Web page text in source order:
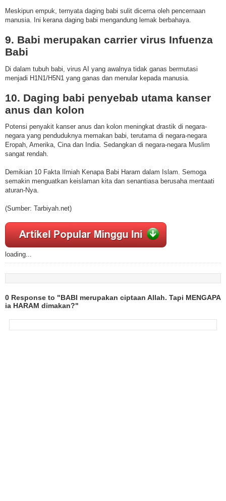
Meskipun empuk, ternyata daging babi sulit dicerna oleh pencernaan
manusia. Ini kerana daging babi mengandung lemak berbahaya.
9. Babi merupakan carrier virus Infuenza
Babi
Di dalam tubuh babi, virus AI yang awalnya tidak ganas bermutasi
menjadi H1N1/H5N1 yang ganas dan menular kepada manusia.
10. Daging babi penyebab utama kanser
anus dan kolon
Potensi penyakit kanser anus dan kolon meningkat drastik di negara-
negara yang penduduknya memakan babi, terutama di negara-negara
Eropah, Amerika, Cina dan India. Sedangkan di negara-negara Muslim
sangat rendah.
Demikian 10 Fakta Ilmiah Kenapa Babi Haram dalam Islam. Semoga
semakin menguatkan keislaman kita dan senantiasa berusaha mentaati
aturan-Nya.
(Sumber: Tarbiyah.net)
loading...
0 Response to "BABI merupakan ciptaan Allah. Tapi MENGAPA
ia HARAM dimakan?"